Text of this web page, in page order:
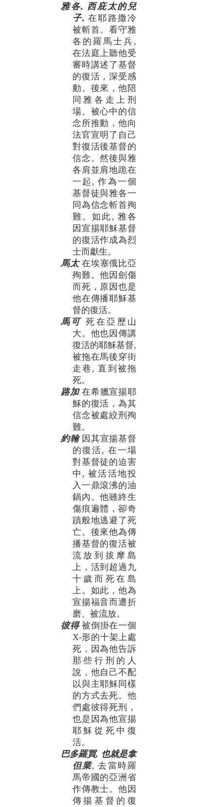
雅各, 西庇太的兒
子, 在耶路撒冷
被斬首。看守雅
各的羅馬士兵,
在法庭上聽他受
審時講述了基督
的復活，深受感
動。後來，他陪
同雅各走上刑
場。被心中的信
念所推動，他向
法官宣明了自己
對復活後基督的
信念。然後與雅
各肩並肩地跪在
一起, 作為一個
基督徒與雅各一
同為信念斬首殉
難。如此, 雅各
因宣揚耶穌基督
的復活作成為烈
士而獻生。
馬太在埃塞俄比亞
殉難。他因劍傷
而死，原因也是
他在傳播耶穌基
督的復活。
馬可 死在亞歷山
大。他也因傳講
復活的耶穌基督,
被拖在馬後穿街
走巷, 直到被拖
死。
路加在希臘宣揚耶
穌的復活，為其
信念被處絞刑殉
難。
約翰因其宣揚基督
的復活, 在一場
對基督徒的迫害
中, 被活活地投
入一鼎滾沸的油
鍋內。他雖終生
傷痕遍體，卻奇
蹟般地逃避了死
亡。後來他為傳
播基督的復活被
流放到拔摩島
上，活到超過九
十歲而死在島
上。如此，他為
宣揚福音而遭折
磨、被流放。
彼得被倒掛在一個
X-形的十架上處
死，因為他告訴
那些行刑的人
說，他自己不配
以與主耶穌同樣
的方式去死。他
們處彼得死刑，
也是因為他宣揚
耶穌從死中復
活。
巴多羅買, 也就是拿
但業, 去當時羅
馬帝國的亞洲省
作傳教士。他因
傳揚基督的復